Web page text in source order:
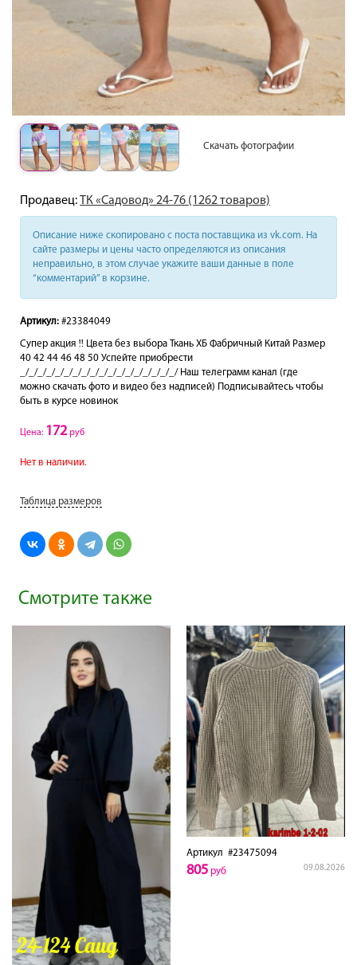
Скачать фотографии
Продавец:ТК «Садовод» 24-76 (1262 товаров)
Описание ниже скопировано с поста поставщика из vk.com. На
сайте размеры и цены часто определяются из описания
неправильно, в этом случае укажите ваши данные в поле
“комментарий” в корзине.
Артикул: #23384049
Супер акция ‼️ Цвета без выбора Ткань ХБ Фабричный Китай Размер
40 42 44 46 48 50 Успейте приобрести
_/_/_/_/_/_/_/_/_/_/_/_/_/_/_/_/_/_/ Наш телеграмм канал (где
можно скачать фото и видео без надписей) Подписывайтесь чтобы
быть в курсе новинок
Цена: 172 руб
Нет в наличии.
Таблица размеров
Смотрите также
Артикул #23475094
09.08.2026
805 руб